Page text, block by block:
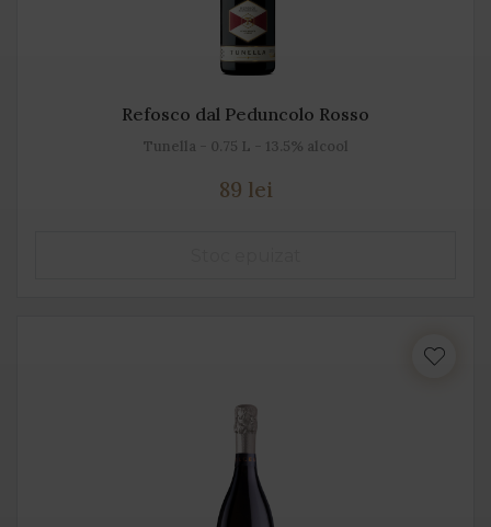
Refosco dal Peduncolo Rosso
Tunella - 0.75 L - 13.5% alcool
89 lei